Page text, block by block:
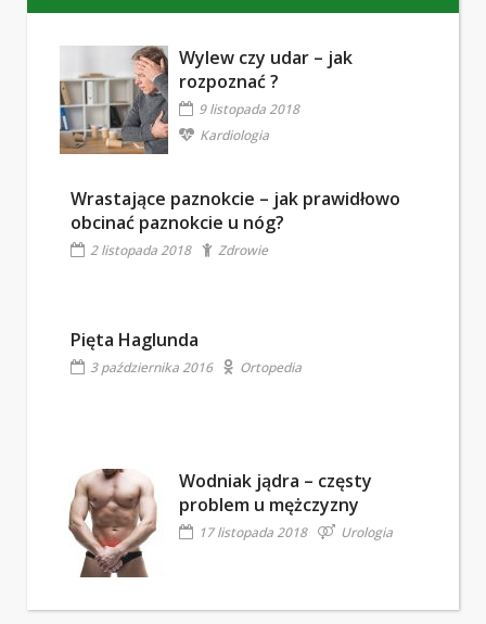
Wylew czy udar – jak
rozpoznać ?
9 listopada 2018
Kardiologia
Wrastające paznokcie – jak prawidłowo
obcinać paznokcie u nóg?
2 listopada 2018 Zdrowie
Pięta Haglunda
3 października 2016 Ortopedia
Wodniak jądra – częsty
problem u mężczyzny
17 listopada 2018 Urologia